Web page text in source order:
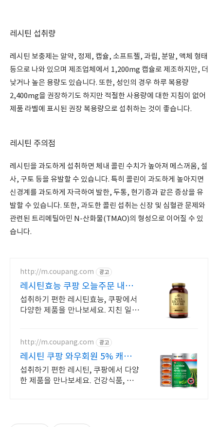
레시틴 섭취량
레시틴 보충제는 알약, 정제, 캡슐, 소프트젤, 과립, 분말, 액체 형태
등으로 나와 있으며 제조업체에서 1,200mg 캡슐로 제조하지만, 더
낮거나 높은 용량도 있습니다. 또한, 성인의 경우 하루 복용량
2,400mg을 권장하기도 하지만 적절한 사용량에 대한 지침이 없어
제품 라벨에 표시된 권장 복용량으로 섭취하는 것이 좋습니다.
레시틴 주의점
레시틴을 과도하게 섭취하면 체내 콜린 수치가 높아져 메스꺼움, 설
사, 구토 등을 유발할 수 있습니다. 특히 콜린이 과도하게 높아지면
신경계를 과도하게 자극하여 발한, 두통, 현기증과 같은 증상을 유
발할 수 있습니다. 또한, 과도한 콜린 섭취는 신장 및 심혈관 문제와
관련된 트리메틸아민 N-산화물(TMAO)의 형성으로 이어질 수 있
습니다.
http://m.coupang.com 광고
레시틴효능 쿠팡 오늘주문 내일
도착 로켓배송
섭취하기 편한 레시틴효능, 쿠팡에서
다양한 제품을 만나보세요. 지친 일
http://m.coupang.com 광고
레시틴 쿠팡 와우회원 5% 캐시
적립
섭취하기 편한 레시틴, 쿠팡에서 다양
한 제품을 만나보세요. 건강식품, 활